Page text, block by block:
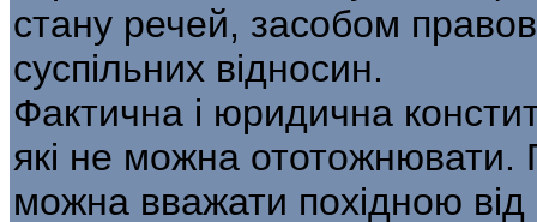
стану речей, засобом
суспільних відносин.
Фактична і юридична
які не можна ототожнювати.
можна вважати похідною від